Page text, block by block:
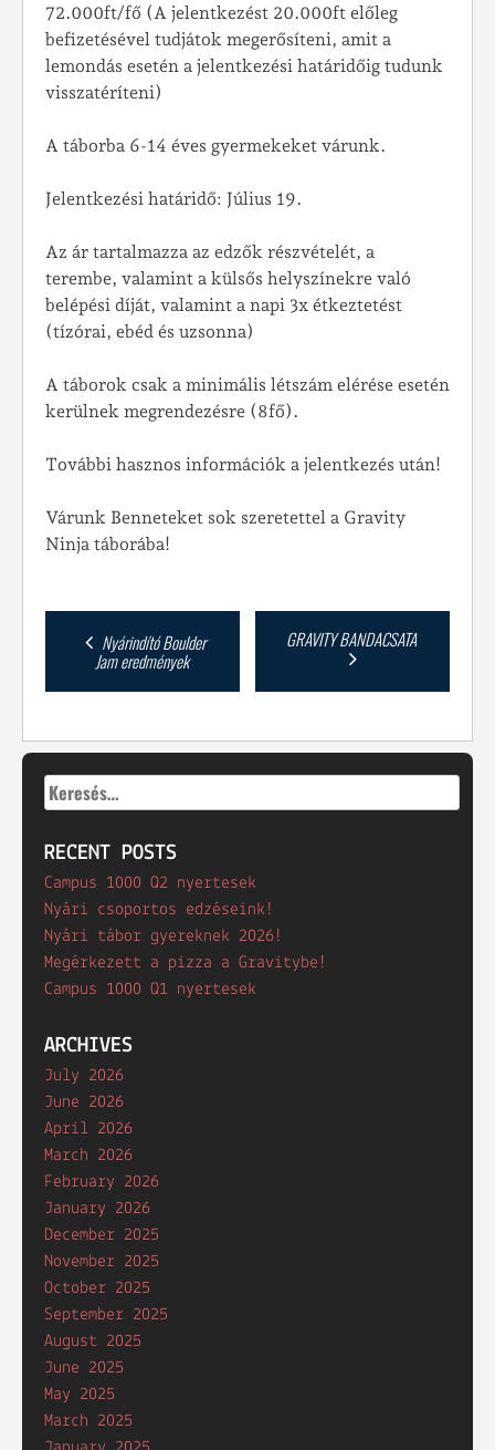
72.000ft/fő (A jelentkezést 20.000ft előleg
befizetésével tudjátok megerősíteni, amit a
lemondás esetén a jelentkezési határidőig tudunk
visszatéríteni)
A táborba 6-14 éves gyermekeket várunk.
Jelentkezési határidő: Július 19.
Az ár tartalmazza az edzők részvételét, a
terembe, valamint a külsős helyszínekre való
belépési díját, valamint a napi 3x étkeztetést
(tízórai, ebéd és uzsonna)
A táborok csak a minimális létszám elérése esetén
kerülnek megrendezésre (8fő).
További hasznos információk a jelentkezés után!
Várunk Benneteket sok szeretettel a Gravity
Ninja táborába!
Post
navigation
Nyárindító Boulder
Jam eredmények
GRAVITY BANDACSATA
Keresés:
RECENT POSTS
Campus 1000 Q2 nyertesek
Nyári csoportos edzéseink!
Nyári tábor gyereknek 2026!
Megérkezett a pizza a Gravitybe!
Campus 1000 Q1 nyertesek
ARCHIVES
July 2026
June 2026
April 2026
March 2026
February 2026
January 2026
December 2025
November 2025
October 2025
September 2025
August 2025
June 2025
May 2025
March 2025